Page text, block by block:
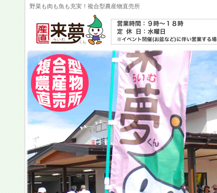
野菜も肉も魚も充実！複合型農産物直売所